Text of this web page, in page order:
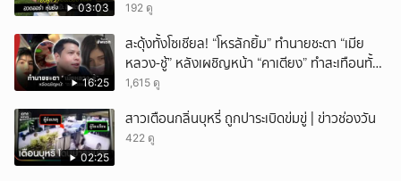
03:03 192 ดู
16:25
สะดุ้งทั้งโซเชียล! “โหรลักยิ้ม” ทำนายชะตา “เมีย
หลวง-ชู้” หลังเผชิญหน้า “คาเตียง” ทำสะเทือนทั้ง
ประเทศ
1,615 ดู
02:25
สาวเตือนกลิ่นบุหรี่ ถูกปาระเบิดข่มขู่ | ข่าวช่องวัน
422 ดู